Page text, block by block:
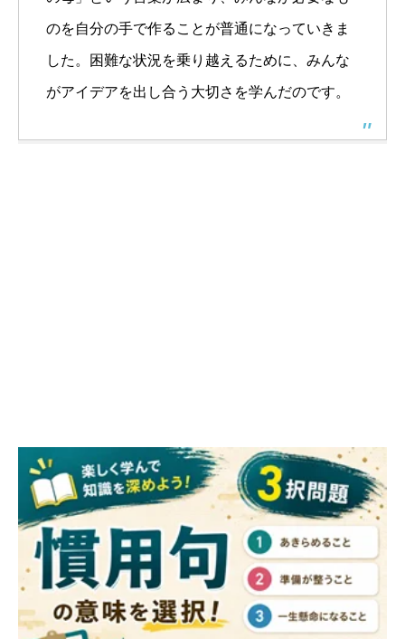
のを自分の手で作ることが普通になっていきま
した。困難な状況を乗り越えるために、みんな
がアイデアを出し合う大切さを学んだのです。